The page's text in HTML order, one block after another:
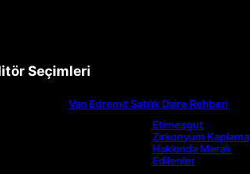
Seçimleri
Van Edremit Satılık Daire Rehberi
Etimesgut
Zirkonyum Kaplama
Hakkında Merak
Edilenler